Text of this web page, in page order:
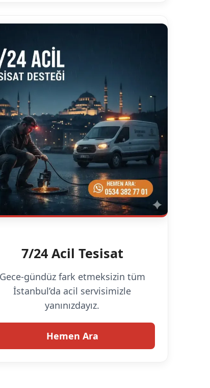
7/24 Acil Tesisat
Gece-gündüz fark etmeksizin tüm
İstanbul’da acil servisimizle
yanınızdayız.
Hemen Ara